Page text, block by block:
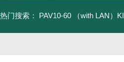
热门搜索： PAV10-60 （with LAN）